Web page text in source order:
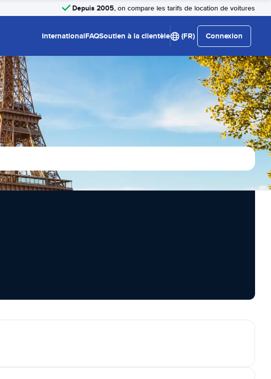
Depuis 2005, on compare les tarifs de location de voitures
InternationalFAQSoutien à la clientèle (FR) Connexion